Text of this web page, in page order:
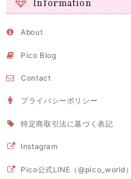
Information
About
Pico Blog
Contact
プライバシーポリシー
特定商取引法に基づく表記
Instagram
Pico公式LINE（@pico_world）